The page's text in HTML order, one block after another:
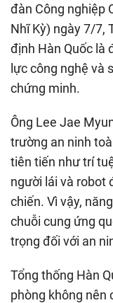
đàn Công nghiệp
Nhĩ Kỳ) ngày 7/7,
định Hàn Quốc là
lực công nghệ và
chứng minh.
Ông Lee Jae
trường an ninh
tiên tiến như trí
người lái và robot
chiến. Vì vậy,
chuỗi cung ứng
trọng đối với an
Tổng thống Hàn
phòng không nên